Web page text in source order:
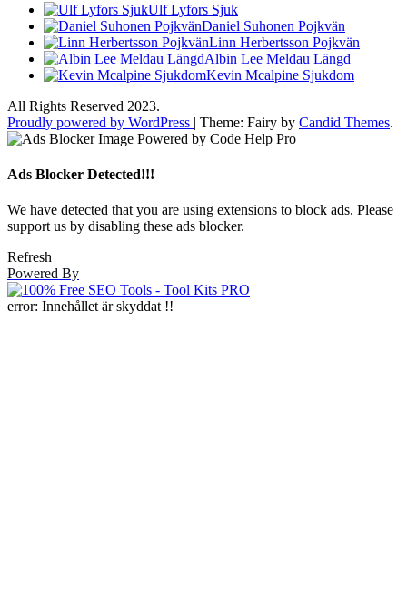
Ulf Lyfors Sjuk
Daniel Suhonen Pojkvän
Linn Herbertsson Pojkvän
Albin Lee Meldau Längd
Kevin Mcalpine Sjukdom
All Rights Reserved 2023.
Proudly powered by WordPress | Theme: Fairy by Candid Themes.
Ads Blocker Detected!!!
We have detected that you are using extensions to block ads. Please
support us by disabling these ads blocker.
Refresh
Powered By
error: Innehållet är skyddat !!